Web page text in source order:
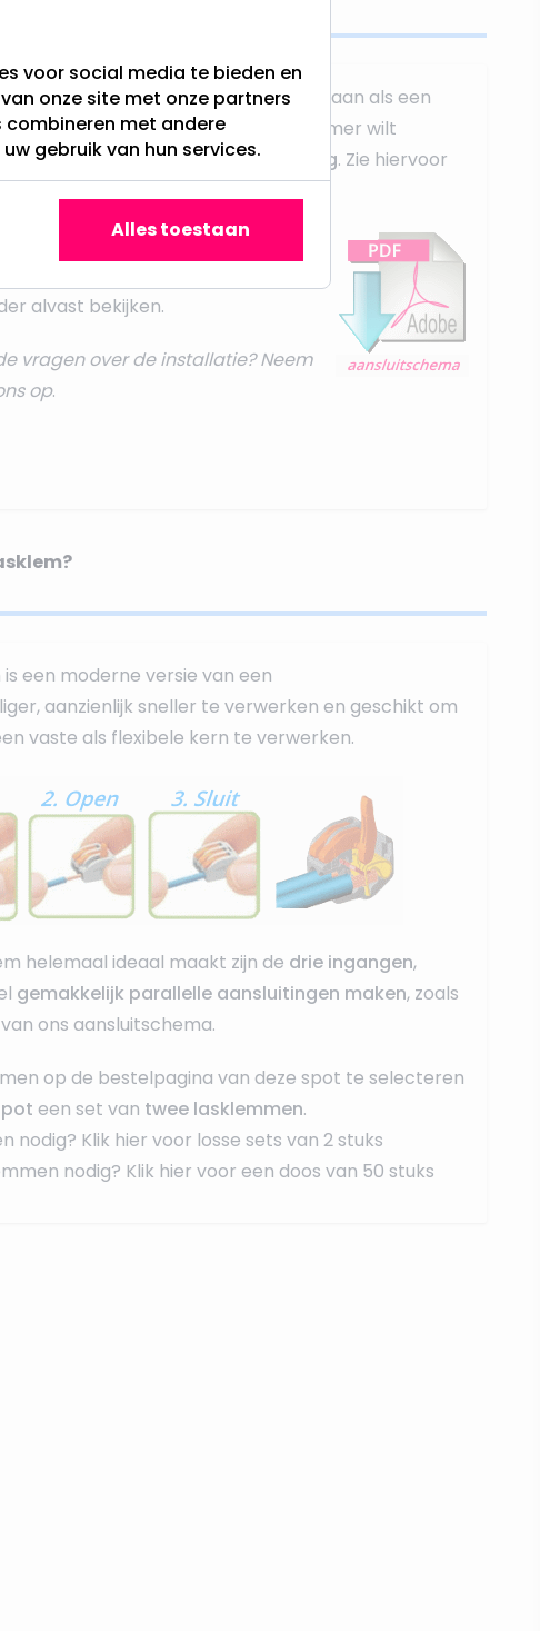
lampen sluit u op dezelfde manier aan als een
u meerdere spots achter één dimmer wilt
u dit middels eenparallel schakeling. Zie hiervoor
uw bestelling zowel per e-mail, ook
alvast bekijken.
vragen over de installatie? Neem
op.
is een moderne versie van een
aanzienlijk sneller te verwerken en geschikt om
vaste als flexibele kern te verwerken.
helemaal ideaal maakt zijn de drie ingangen,
gemakkelijk parallelle aansluitingen maken, zoals
ons aansluitschema.
op de bestelpagina van deze spot te selecteren
een set van twee lasklemmen.
nodig? Klik hier voor losse sets van 2 stuks
nodig? Klik hier voor een doos van 50 stuks
voor social media te bieden en
onze site met onze partners
combineren met andere
gebruik van hun services.
Alles toestaan